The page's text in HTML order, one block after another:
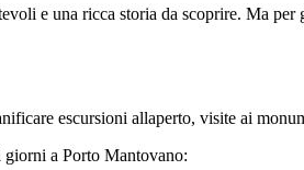
e una ricca storia da scoprire. Ma
escursioni allaperto, visite ai
a Porto Mantovano: